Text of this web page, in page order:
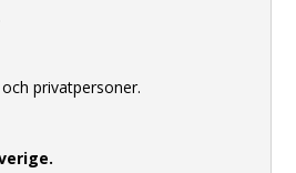
privatpersoner.